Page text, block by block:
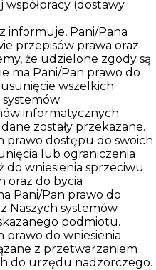
(dostawy
informuje, Pani/Pana
przepisów prawa oraz
że udzielone zgody są
ma Pani/Pan prawo do
wszelkich
systemów
informatycznych
zostały przekazane.
prawo dostępu do swoich
lub ograniczenia
wniesienia sprzeciwu
oraz do bycia
Pani/Pan prawo do
Naszych systemów
podmiotu.
prawo do wniesienia
z przetwarzaniem
do urzędu nadzorczego.